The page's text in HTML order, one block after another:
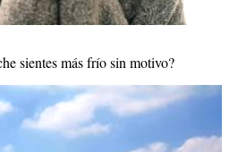
sientes más frío sin motivo?